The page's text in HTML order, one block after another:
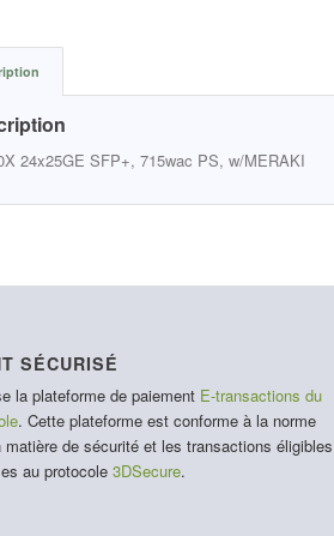
24x25GE SFP+, 715wac PS, w/MERAKI
SÉCURISÉ
la plateforme de paiement E-transactions du
. Cette plateforme est conforme à la norme
matière de sécurité et les transactions éligibles
au protocole 3DSecure.